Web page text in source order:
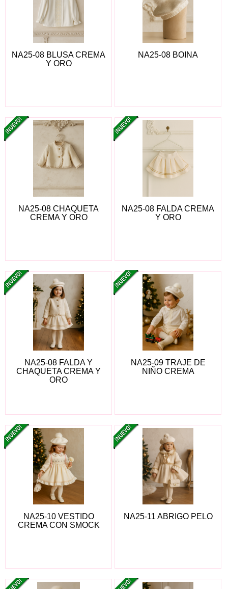
NA25-08 BLUSA CREMA
Y ORO
NA25-08 BOINA
NA25-08 CHAQUETA
CREMA Y ORO
NA25-08 FALDA CREMA
Y ORO
NA25-08 FALDA Y
CHAQUETA CREMA Y
ORO
NA25-09 TRAJE DE
NIÑO CREMA
NA25-10 VESTIDO
CREMA CON SMOCK
NA25-11 ABRIGO PELO